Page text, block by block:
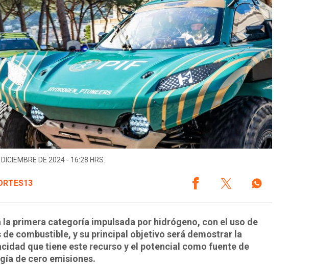
DE 2024 - 16:28 HRS.
la primera categoría impulsada por hidrógeno, con el uso de
de combustible, y su principal objetivo será demostrar la
que tiene este recurso y el potencial como fuente de
de cero emisiones.